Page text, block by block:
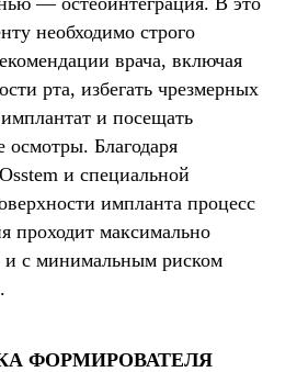
необходимо строго
врача, включая
рта, избегать чрезмерных
и посещать
осмотры. Благодаря
и специальной
импланта процесс
проходит максимально
и с минимальным риском
ФОРМИРОВАТЕЛЯ